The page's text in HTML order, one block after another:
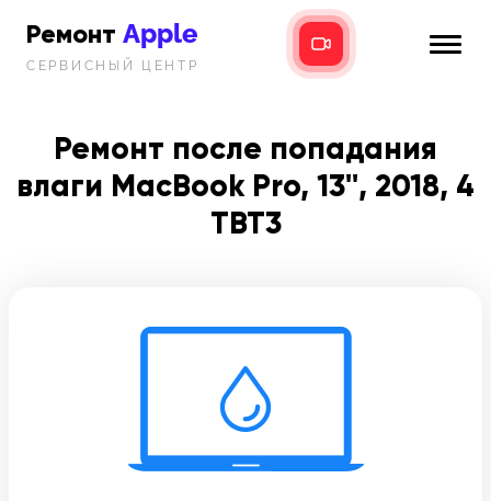
Ремонт Apple
СЕРВИСНЫЙ ЦЕНТР
MacBook
Новости
i-info
Контакты
8 Красноармейская, 18
Ремонт после попадания
влаги MacBook Pro, 13'', 2018, 4
TBT3